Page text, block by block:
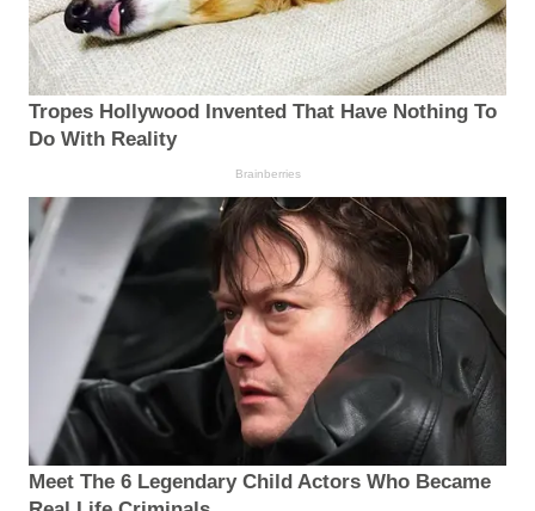
Tropes Hollywood Invented That Have Nothing To
Do With Reality
Brainberries
Meet The 6 Legendary Child Actors Who Became